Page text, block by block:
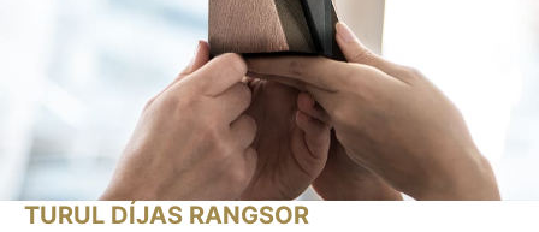
TURUL DÍJAS RANGSOR